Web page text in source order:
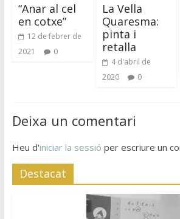
“Anar al cel
en cotxe”
12 de febrer de
2021
0
La Vella
Quaresma:
pinta i
retalla
4 d'abril de
2020
0
Deixa un comentari
Heu d'iniciar la sessió per escriure un
Destacat